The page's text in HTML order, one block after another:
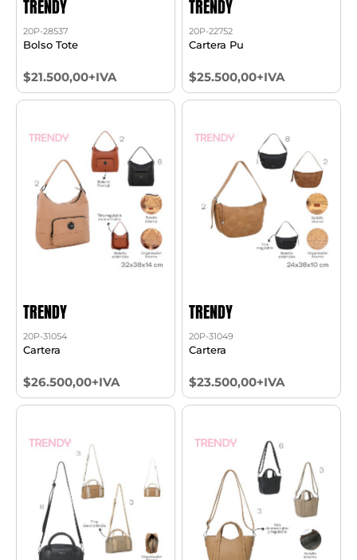
TRENDY
20P-28537
Bolso Tote
$21.500,00+IVA
TRENDY
20P-22752
Cartera Pu
$25.500,00+IVA
TRENDY
20P-31054
Cartera
$26.500,00+IVA
TRENDY
20P-31049
Cartera
$23.500,00+IVA